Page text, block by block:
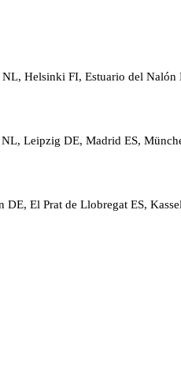
Helsinki FI, Estuario del Nalón
Leipzig DE, Madrid ES,
El Prat de Llobregat ES,